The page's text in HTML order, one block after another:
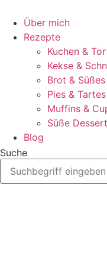
Über mich
Rezepte
Kuchen &
Kekse &
Brot &
Pies & Tartes
Muffins &
Süße
Blog
Suche